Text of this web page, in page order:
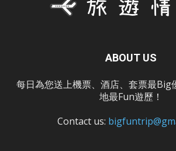
ABOUT US
每日為您送上機票、酒店、套票最Big
地最Fun遊歷！
Contact us: